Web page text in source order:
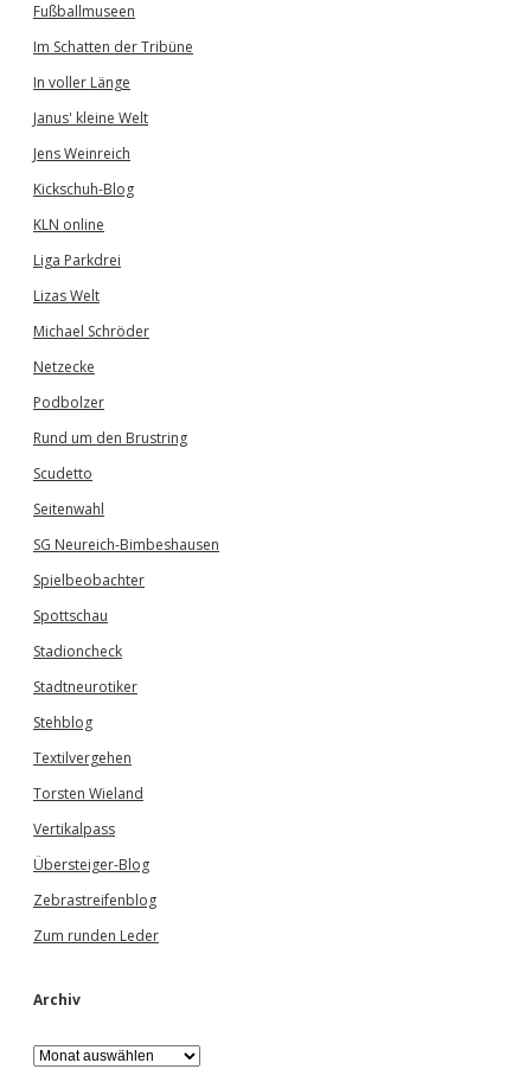
Fußballmuseen
Im Schatten der Tribüne
In voller Länge
Janus' kleine Welt
Jens Weinreich
Kickschuh-Blog
KLN online
Liga Parkdrei
Lizas Welt
Michael Schröder
Netzecke
Podbolzer
Rund um den Brustring
Scudetto
Seitenwahl
SG Neureich-Bimbeshausen
Spielbeobachter
Spottschau
Stadioncheck
Stadtneurotiker
Stehblog
Textilvergehen
Torsten Wieland
Vertikalpass
Übersteiger-Blog
Zebrastreifenblog
Zum runden Leder
Archiv
A
r